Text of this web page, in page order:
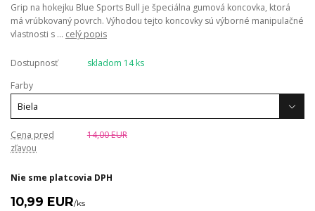
Grip na hokejku Blue Sports Bull je špeciálna gumová koncovka, ktorá
má vrúbkovaný povrch. Výhodou tejto koncovky sú výborné manipulačné
vlastnosti s ... celý popis
Dostupnosť
skladom 14 ks
Farby
Cena pred
zľavou
14,00 EUR
Nie sme platcovia DPH
10,99 EUR/ks